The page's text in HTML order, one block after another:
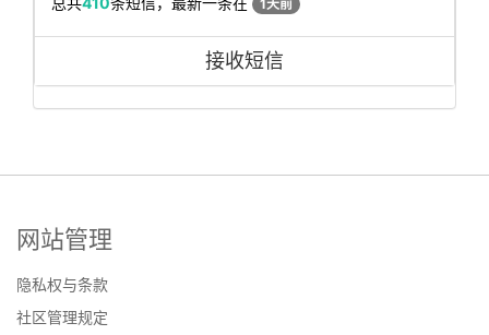
1天前
接收短信
网站管理
隐私权与条款
社区管理规定